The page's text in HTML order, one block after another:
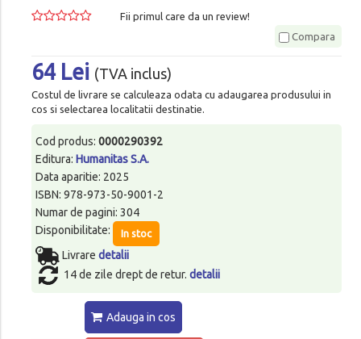
Fii primul care da un review!
Compara
64 Lei (TVA inclus)
Costul de livrare se calculeaza odata cu adaugarea produsului in
cos si selectarea localitatii destinatie.
Cod produs: 0000290392
Editura: Humanitas S.A.
Data aparitie: 2025
ISBN: 978-973-50-9001-2
Numar de pagini: 304
Disponibilitate:
In stoc
Livrare detalii
14 de zile drept de retur. detalii
Adauga in cos